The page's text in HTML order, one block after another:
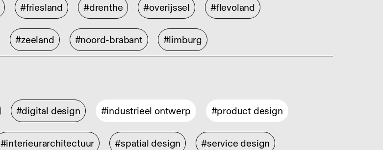
#friesland #drenthe #overijssel #flevoland
#zeeland #noord-brabant #limburg
#digital design #industrieel ontwerp #product design
#interieurarchitectuur #spatial design #service design